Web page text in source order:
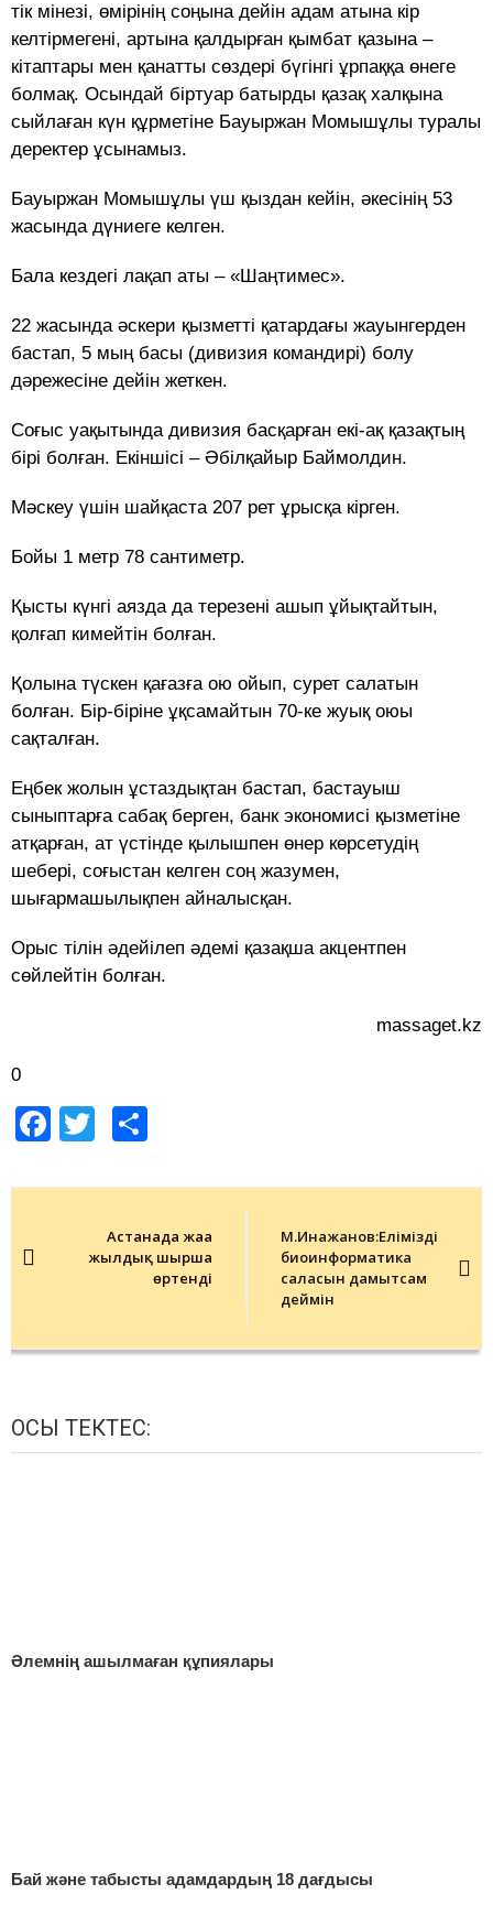
тік мінезі, өмірінің соңына дейін адам атына кір
келтірмегені, артына қалдырған қымбат қазына –
кітаптары мен қанатты сөздері бүгінгі ұрпаққа өнеге
болмақ. Осындай біртуар батырды қазақ халқына
сыйлаған күн құрметіне Бауыржан Момышұлы туралы
деректер ұсынамыз.
Бауыржан Момышұлы үш қыздан кейін, әкесінің 53
жасында дүниеге келген.
Бала кездегі лақап аты – «Шаңтимес».
22 жасында әскери қызметті қатардағы жауынгерден
бастап, 5 мың басы (дивизия командирі) болу
дәрежесіне дейін жеткен.
Соғыс уақытында дивизия басқарған екі-ақ қазақтың
бірі болған. Екіншісі – Әбілқайыр Баймолдин.
Мәскеу үшін шайқаста 207 рет ұрысқа кірген.
Бойы 1 метр 78 сантиметр.
Қысты күнгі аязда да терезені ашып ұйықтайтын,
қолғап кимейтін болған.
Қолына түскен қағазға ою ойып, сурет салатын
болған. Бір-біріне ұқсамайтын 70-ке жуық оюы
сақталған.
Еңбек жолын ұстаздықтан бастап, бастауыш
сыныптарға сабақ берген, банк экономисі қызметіне
атқарған, ат үстінде қылышпен өнер көрсетудің
шебері, соғыстан келген соң жазумен,
шығармашылықпен айналысқан.
Орыс тілін әдейілеп әдемі қазақша акцентпен
сөйлейтін болған.
massaget.kz
0
Facebook
Twitter
navigationАстанада жаңа
жылдық шырша
өртенді
М.Инажанов:Еліміздің
биоинформатика
саласын дамытсам
деймін
ОСЫ ТЕКТЕС:
Әлемнің ашылмаған құпиялары
Бай және табысты адамдардың 18 дағдысы